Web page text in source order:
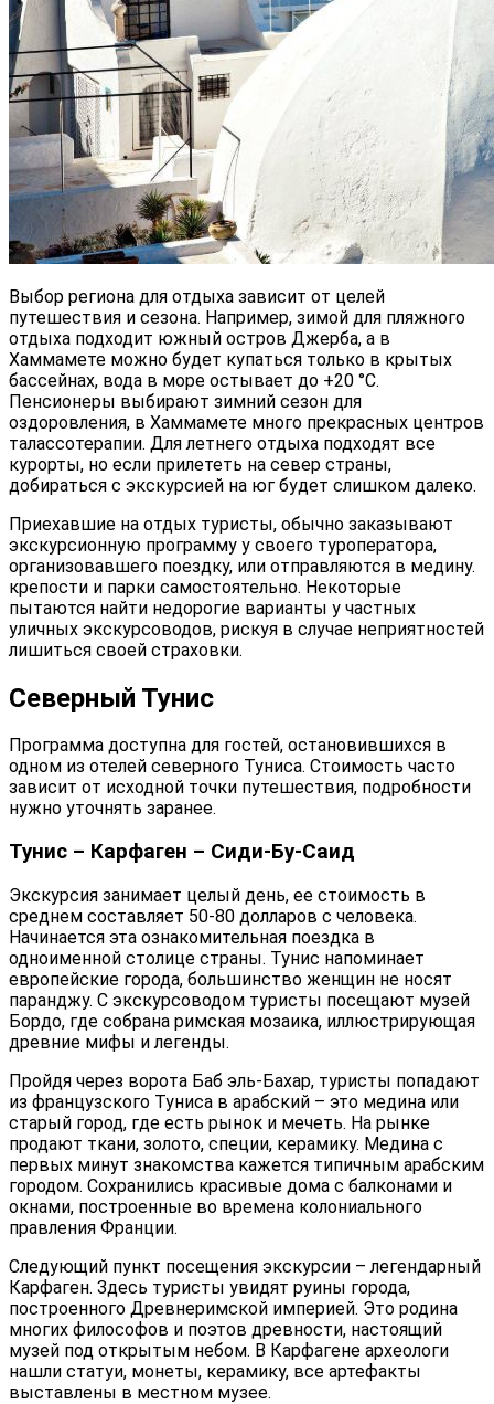
Выбор региона для отдыха зависит от целей
путешествия и сезона. Например, зимой для пляжного
отдыха подходит южный остров Джерба, а в
Хаммамете можно будет купаться только в крытых
бассейнах, вода в море остывает до +20 °C.
Пенсионеры выбирают зимний сезон для
оздоровления, в Хаммамете много прекрасных центров
талассотерапии. Для летнего отдыха подходят все
курорты, но если прилететь на север страны,
добираться с экскурсией на юг будет слишком далеко.
Приехавшие на отдых туристы, обычно заказывают
экскурсионную программу у своего туроператора,
организовавшего поездку, или отправляются в медину.
крепости и парки самостоятельно. Некоторые
пытаются найти недорогие варианты у частных
уличных экскурсоводов, рискуя в случае неприятностей
лишиться своей страховки.
Северный Тунис
Программа доступна для гостей, остановившихся в
одном из отелей северного Туниса. Стоимость часто
зависит от исходной точки путешествия, подробности
нужно уточнять заранее.
Тунис – Карфаген – Сиди-Бу-Саид
Экскурсия занимает целый день, ее стоимость в
среднем составляет 50-80 долларов с человека.
Начинается эта ознакомительная поездка в
одноименной столице страны. Тунис напоминает
европейские города, большинство женщин не носят
паранджу. С экскурсоводом туристы посещают музей
Бордо, где собрана римская мозаика, иллюстрирующая
древние мифы и легенды.
Пройдя через ворота Баб эль-Бахар, туристы попадают
из французского Туниса в арабский – это медина или
старый город, где есть рынок и мечеть. На рынке
продают ткани, золото, специи, керамику. Медина с
первых минут знакомства кажется типичным арабским
городом. Сохранились красивые дома с балконами и
окнами, построенные во времена колониального
правления Франции.
Следующий пункт посещения экскурсии – легендарный
Карфаген. Здесь туристы увидят руины города,
построенного Древнеримской империей. Это родина
многих философов и поэтов древности, настоящий
музей под открытым небом. В Карфагене археологи
нашли статуи, монеты, керамику, все артефакты
выставлены в местном музее.